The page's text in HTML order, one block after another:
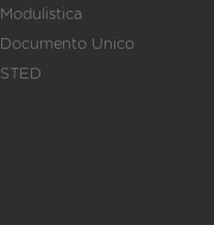
Modulistica
Documento Unico
STED